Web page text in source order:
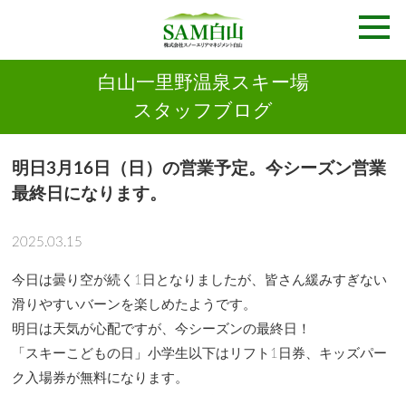
白山一里野温泉スキー場
スタッフブログ
明日3月16日（日）の営業予定。今シーズン営業
最終日になります。
2025.03.15
今日は曇り空が続く1日となりましたが、皆さん緩みすぎない
滑りやすいバーンを楽しめたようです。
明日は天気が心配ですが、今シーズンの最終日！
「スキーこどもの日」小学生以下はリフト1日券、キッズパー
ク入場券が無料になります。